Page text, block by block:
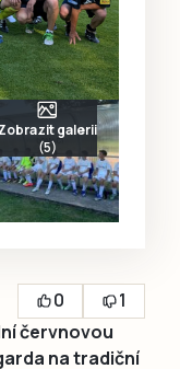
galerii
(5)
0
1
červnovou
na tradiční